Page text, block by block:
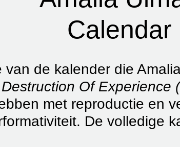
Calendar
de kalender die
Of Experience
met reproductie en
De volledige